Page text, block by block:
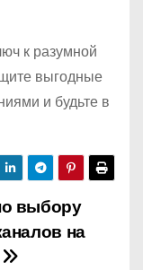
к разумной
выгодные
и будьте в
выбору
на